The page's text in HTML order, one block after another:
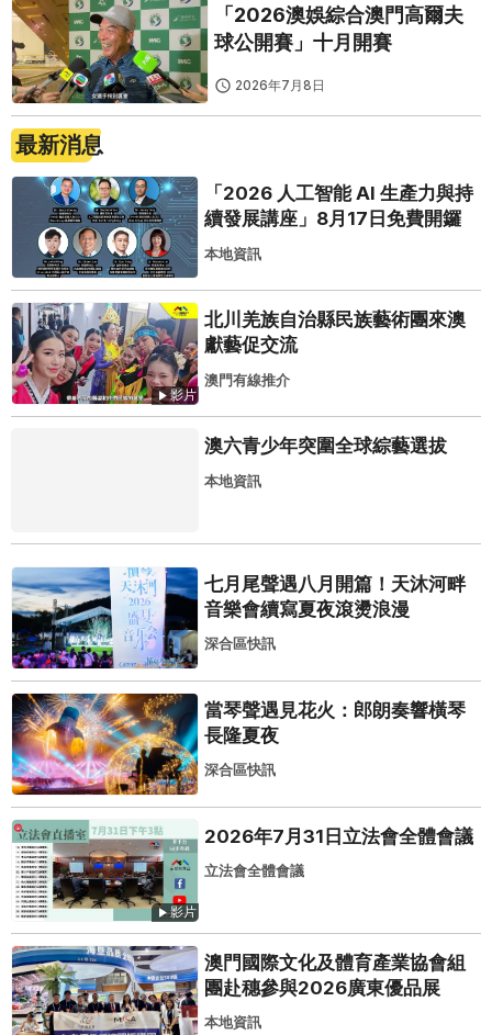
「2026澳娛綜合澳門高爾夫
球公開賽」十月開賽
2026年7月8日
最新消息
「2026 人工智能 AI 生產力與持
續發展講座」8月17日免費開鑼
本地資訊
影片
北川羌族自治縣民族藝術團來澳
獻藝促交流
澳門有線推介
澳六青少年突圍全球綜藝選拔
本地資訊
七月尾聲遇八月開篇！天沐河畔
音樂會續寫夏夜滾燙浪漫
深合區快訊
當琴聲遇見花火：郎朗奏響橫琴
長隆夏夜
深合區快訊
影片
2026年7月31日立法會全體會議
立法會全體會議
澳門國際文化及體育產業協會組
團赴穗參與2026廣東優品展
本地資訊